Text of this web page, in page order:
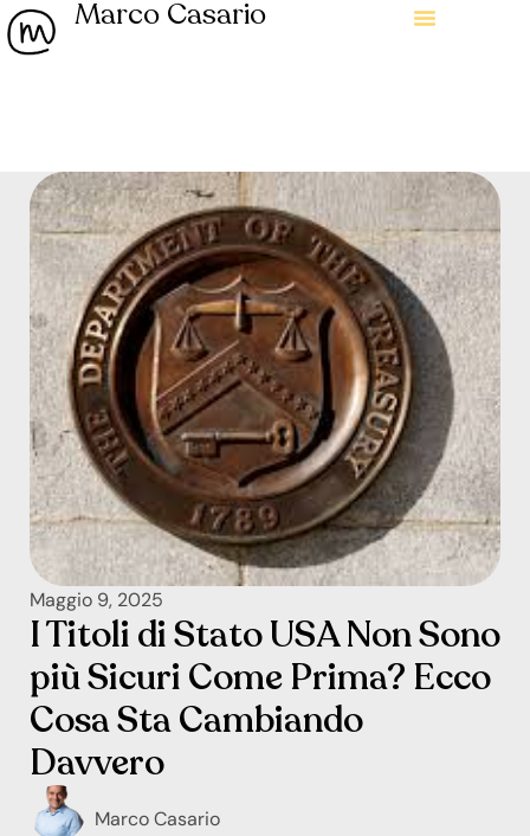
Marco Casario
Maggio 9, 2025
I Titoli di Stato USA Non Sono
più Sicuri Come Prima? Ecco
Cosa Sta Cambiando
Davvero
Marco Casario